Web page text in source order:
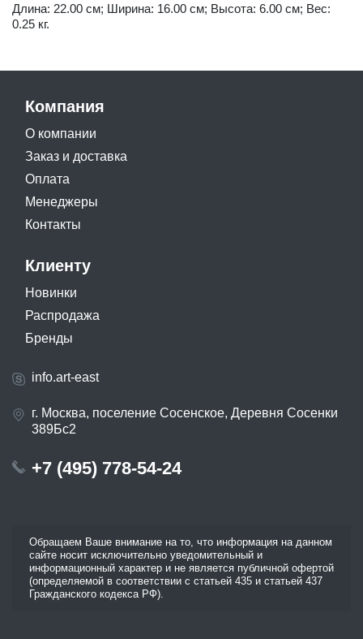
Длина: 22.00 см; Ширина: 16.00 см; Высота: 6.00 см; Вес:
0.25 кг.
Компания
О компании
Заказ и доставка
Оплата
Менеджеры
Контакты
Клиенту
Новинки
Распродажа
Бренды
info.art-east
г. Москва, поселение Сосенское, Деревня Сосенки
389Бс2
+7 (495) 778-54-24
Обращаем Ваше внимание на то, что информация на данном
сайте носит исключительно уведомительный и
информационный характер и не является публичной офертой
(определяемой в соответствии с статьей 435 и статьей 437
Гражданского кодекса РФ).